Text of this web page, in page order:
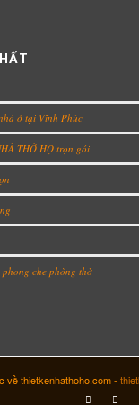
ở tại Vĩnh Phúc
THỜ HỌ trọn gói
che phòng thờ
về thietkenhathoho.com -